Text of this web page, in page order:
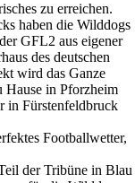
zu erreichen.
haben die Wilddogs
GFL2 aus eigener
des deutschen
wird das Ganze
Hause in Pforzheim
in Fürstenfeldbruck
Footballwetter,
der Tribüne in Blau